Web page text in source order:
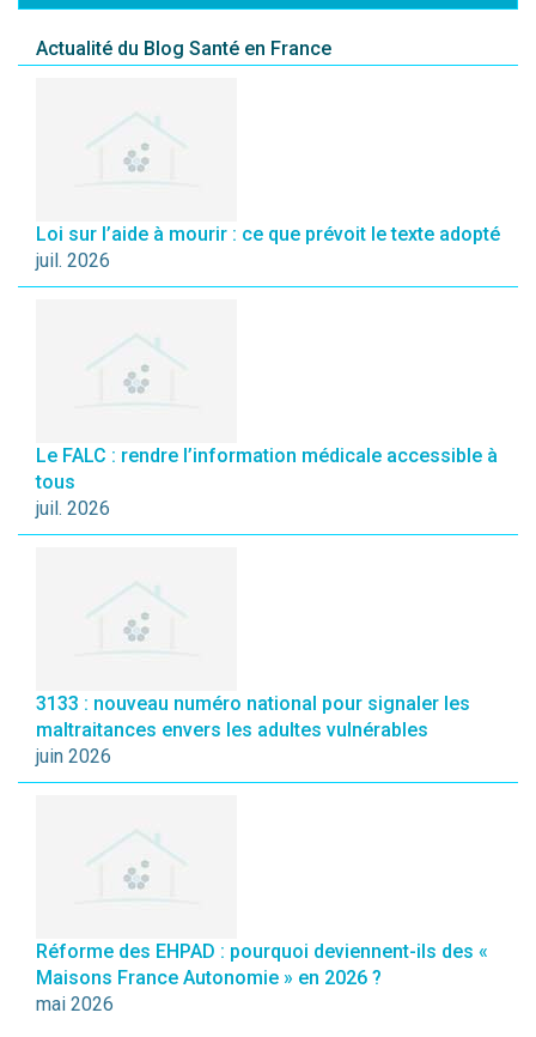
Actualité du Blog Santé en France
Loi sur l’aide à mourir : ce que prévoit le texte adopté
juil. 2026
Le FALC : rendre l’information médicale accessible à
tous
juil. 2026
3133 : nouveau numéro national pour signaler les
maltraitances envers les adultes vulnérables
juin 2026
Réforme des EHPAD : pourquoi deviennent-ils des «
Maisons France Autonomie » en 2026 ?
mai 2026